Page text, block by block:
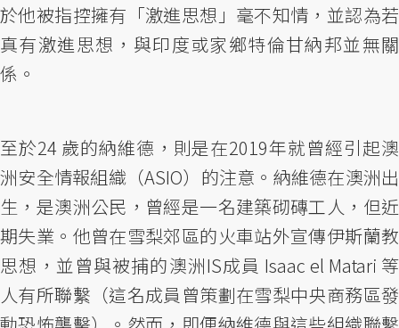
於他被指控擁有「激進思想」毫不知情，並認為若
真有激進思想，與印度或家鄉特倫甘納邦並無關
係。
至於24 歲的納維德，則是在2019年就曾經引起澳
洲安全情報組織（ASIO）的注意。納維德在澳洲出
生，是澳洲公民，曾經是一名建築砌磚工人，但近
期失業。他曾在雪梨郊區的火車站外宣傳伊斯蘭教
思想，並曾與被捕的澳洲IS成員 Isaac el Matari 等
人有所聯繫（這名成員曾策劃在雪梨中央商務區發